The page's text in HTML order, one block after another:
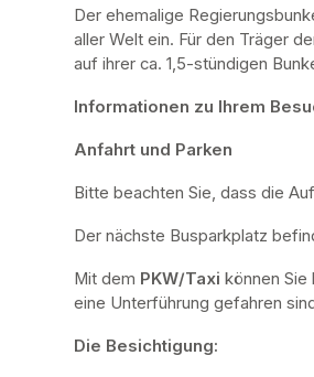
Der ehemalige
aller Welt ein. Für den Träger
auf ihrer ca. 1,5-stündigen
Informationen zu Ihrem
Anfahrt und Parken
Bitte beachten Sie, dass die
Der nächste Busparkplatz
Mit dem PKW/Taxi können Sie
eine Unterführung gefahren
Die Besichtigung: